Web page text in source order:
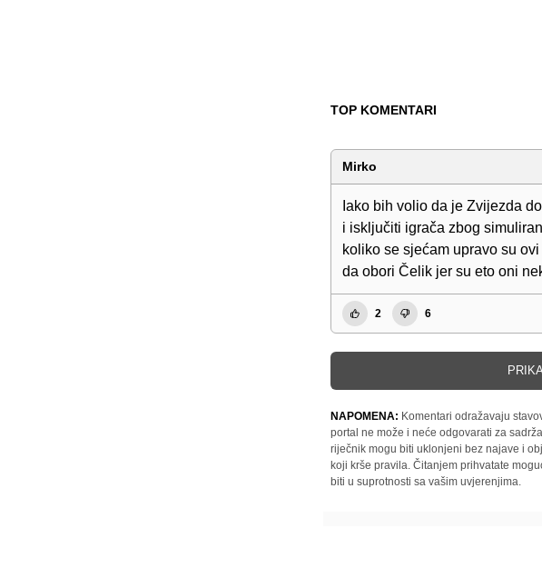
TOP KOMENTARI
Mirko
Iako bih volio da je Zvijezda
i isključiti igrača zbog
koliko se sjećam upravo su
da obori Čelik jer su eto oni
2 6
NAPOMENA: Komentari odražavaju
portal ne može i neće odgovarati za
riječnik mogu biti uklonjeni bez najave i
koji krše pravila. Čitanjem prihvatate
biti u suprotnosti sa vašim uvjerenjima.